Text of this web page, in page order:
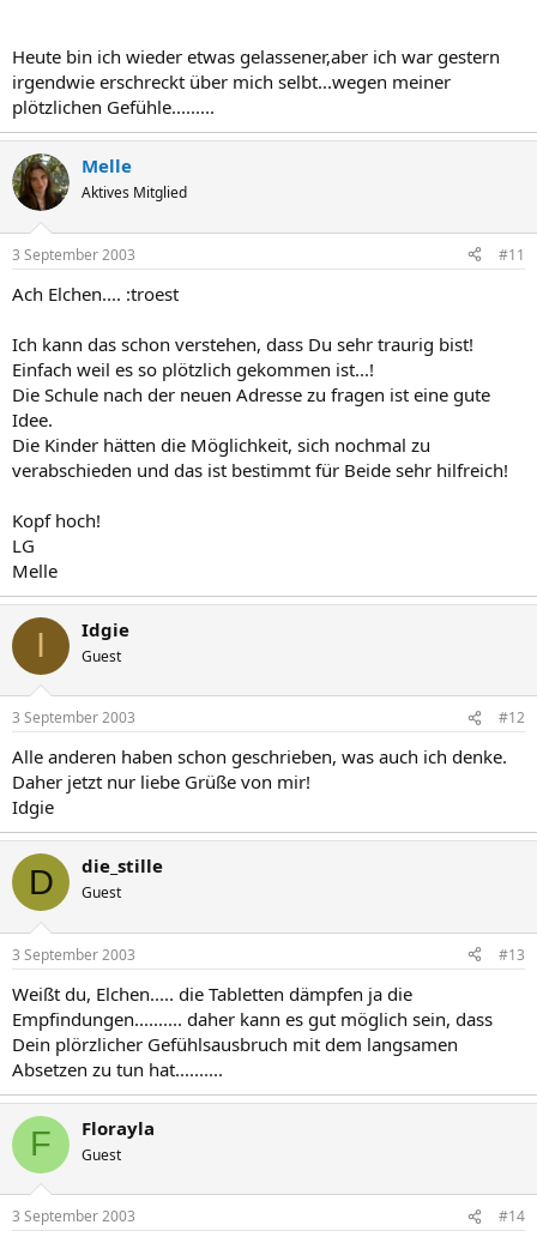
Heute bin ich wieder etwas gelassener,aber ich war gestern
irgendwie erschreckt über mich selbt...wegen meiner
plötzlichen Gefühle.........
Melle
Aktives Mitglied
3 September 2003 #11
Ach Elchen.... :troest
Ich kann das schon verstehen, dass Du sehr traurig bist!
Einfach weil es so plötzlich gekommen ist...!
Die Schule nach der neuen Adresse zu fragen ist eine gute
Idee.
Die Kinder hätten die Möglichkeit, sich nochmal zu
verabschieden und das ist bestimmt für Beide sehr hilfreich!
Kopf hoch!
LG
Melle
I Idgie
Guest
3 September 2003 #12
Alle anderen haben schon geschrieben, was auch ich denke.
Daher jetzt nur liebe Grüße von mir!
Idgie
D die_stille
Guest
3 September 2003 #13
Weißt du, Elchen..... die Tabletten dämpfen ja die
Empfindungen.......... daher kann es gut möglich sein, dass
Dein plörzlicher Gefühlsausbruch mit dem langsamen
Absetzen zu tun hat..........
F Florayla
Guest
3 September 2003 #14